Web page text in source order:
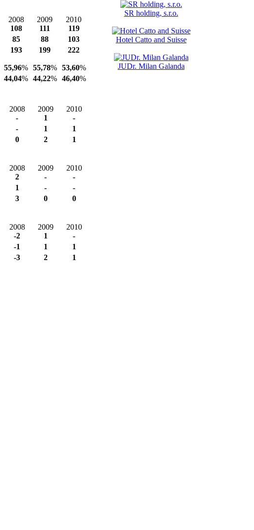
2008 2009
2010
108 111
119
85 88
103
193 199 222
55,96% 55,78% 53,60%
44,04% 44,22% 46,40%
2008 2009
2010
- 1
-
- 1
1
0 2 1
2008 2009
2010
2 -
-
1 -
-
3 0 0
2008 2009
2010
-2 1
-
-1 1
1
-3 2 1
SR holding, s.r.o.
Hotel Catto and Suisse
JUDr. Milan Galanda